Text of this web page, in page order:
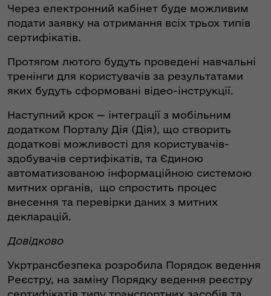
Через електронний кабінет буде можливим
подати заявку на отримання всіх трьох типів
сертифікатів.
Протягом лютого будуть проведені навчальні
тренінги для користувачів за результатами
яких будуть сформовані відео-інструкції.
Наступний крок — інтеграції з мобільним
додатком Порталу Дія (Дія), що створить
додаткові можливості для користувачів-
здобувачів сертифікатів, та Єдиною
автоматизованою інформаційною системою
митних органів, що спростить процес
внесення та перевірки даних з митних
декларацій.
Довідково
Укртрансбезпека розробила Порядок ведення
Реєстру, на заміну Порядку ведення реєстру